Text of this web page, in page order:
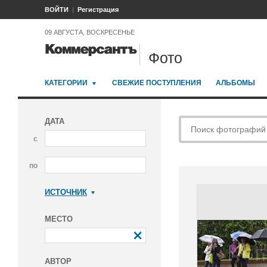
ВОЙТИ Регистрация
09 АВГУСТА, ВОСКРЕСЕНЬЕ
Фото
КАТЕГОРИИ СВЕЖИЕ ПОСТУПЛЕНИЯ АЛЬБОМЫ
ДАТА
с
по
ИСТОЧНИК
МЕСТО
АВТОР